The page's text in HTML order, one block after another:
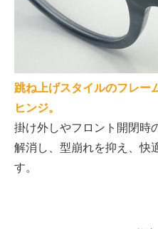
跳ね上げスタイルのフレー
ヒンジ。
掛け外しやフロント開閉時
解消し、型崩れを抑え、快
す。